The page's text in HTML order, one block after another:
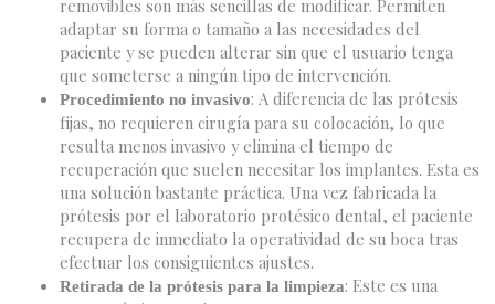
removibles son más sencillas de modificar. Permiten
adaptar su forma o tamaño a las necesidades del
paciente y se pueden alterar sin que el usuario tenga
que someterse a ningún tipo de intervención.
Procedimiento no invasivo: A diferencia de las prótesis
fijas, no requieren cirugía para su colocación, lo que
resulta menos invasivo y elimina el tiempo de
recuperación que suelen necesitar los implantes. Esta es
una solución bastante práctica. Una vez fabricada la
prótesis por el laboratorio protésico dental, el paciente
recupera de inmediato la operatividad de su boca tras
efectuar los consiguientes ajustes.
Retirada de la prótesis para la limpieza: Este es una